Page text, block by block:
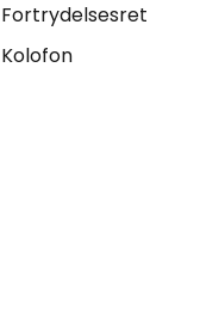
Fortrydelsesret
Kolofon